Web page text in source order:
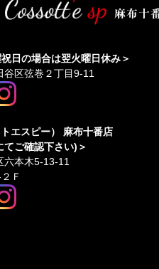
日の場合は翌火曜日休み＞
区弦巻２丁目9-11
エスピー） 麻布十番店
ご確認下さい)＞
六本木5-13-11
Ｆ